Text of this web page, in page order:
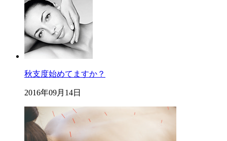
秋支度始めてますか？
2016年09月14日